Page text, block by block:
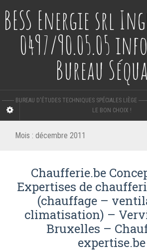
BESS Energie srl
0497/90.05.05
Bureau
-------- BUREAU D'ÉTUDES TECHNIQUES SPÉCIALES LIÈGE
LE BON CHOIX !
Mois : décembre 2011
Chaufferie.be
Expertises de
(chauffage –
climatisation) –
Bruxelles –
expertise.be